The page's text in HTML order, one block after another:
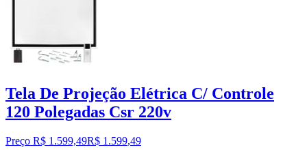
Tela De Projeção Elétrica C/ Controle
120 Polegadas Csr 220v
Preço R$ 1.599,49R$ 1.599,49